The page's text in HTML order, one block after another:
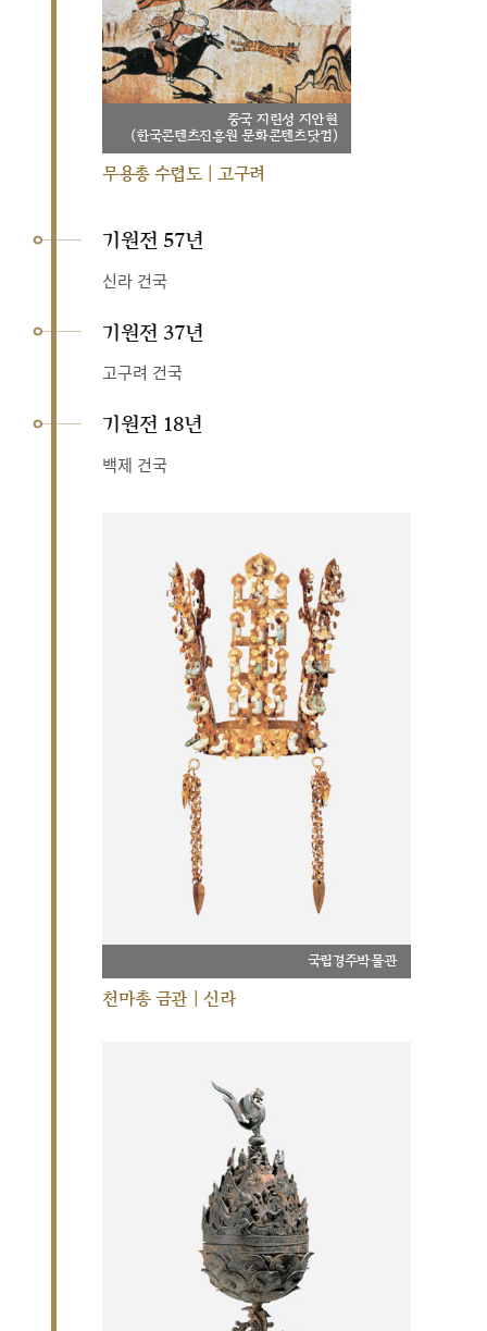
중국 지린성 지안현
(한국콘텐츠진흥원 문화콘텐츠닷컴)
무용총 수렵도 | 고구려
기원전 57년
신라 건국
기원전 37년
고구려 건국
기원전 18년
백제 건국
국립경주박물관
천마총 금관 | 신라